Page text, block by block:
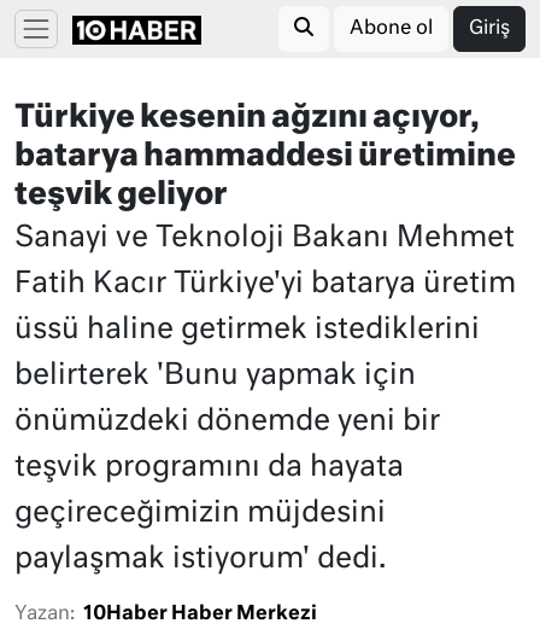
Abone ol Giriş
Türkiye kesenin ağzını açıyor,
batarya hammaddesi üretimine
teşvik geliyor
Sanayi ve Teknoloji Bakanı Mehmet
Fatih Kacır Türkiye'yi batarya üretim
üssü haline getirmek istediklerini
belirterek 'Bunu yapmak için
önümüzdeki dönemde yeni bir
teşvik programını da hayata
geçireceğimizin müjdesini
paylaşmak istiyorum' dedi.
Yazan: 10Haber Haber Merkezi